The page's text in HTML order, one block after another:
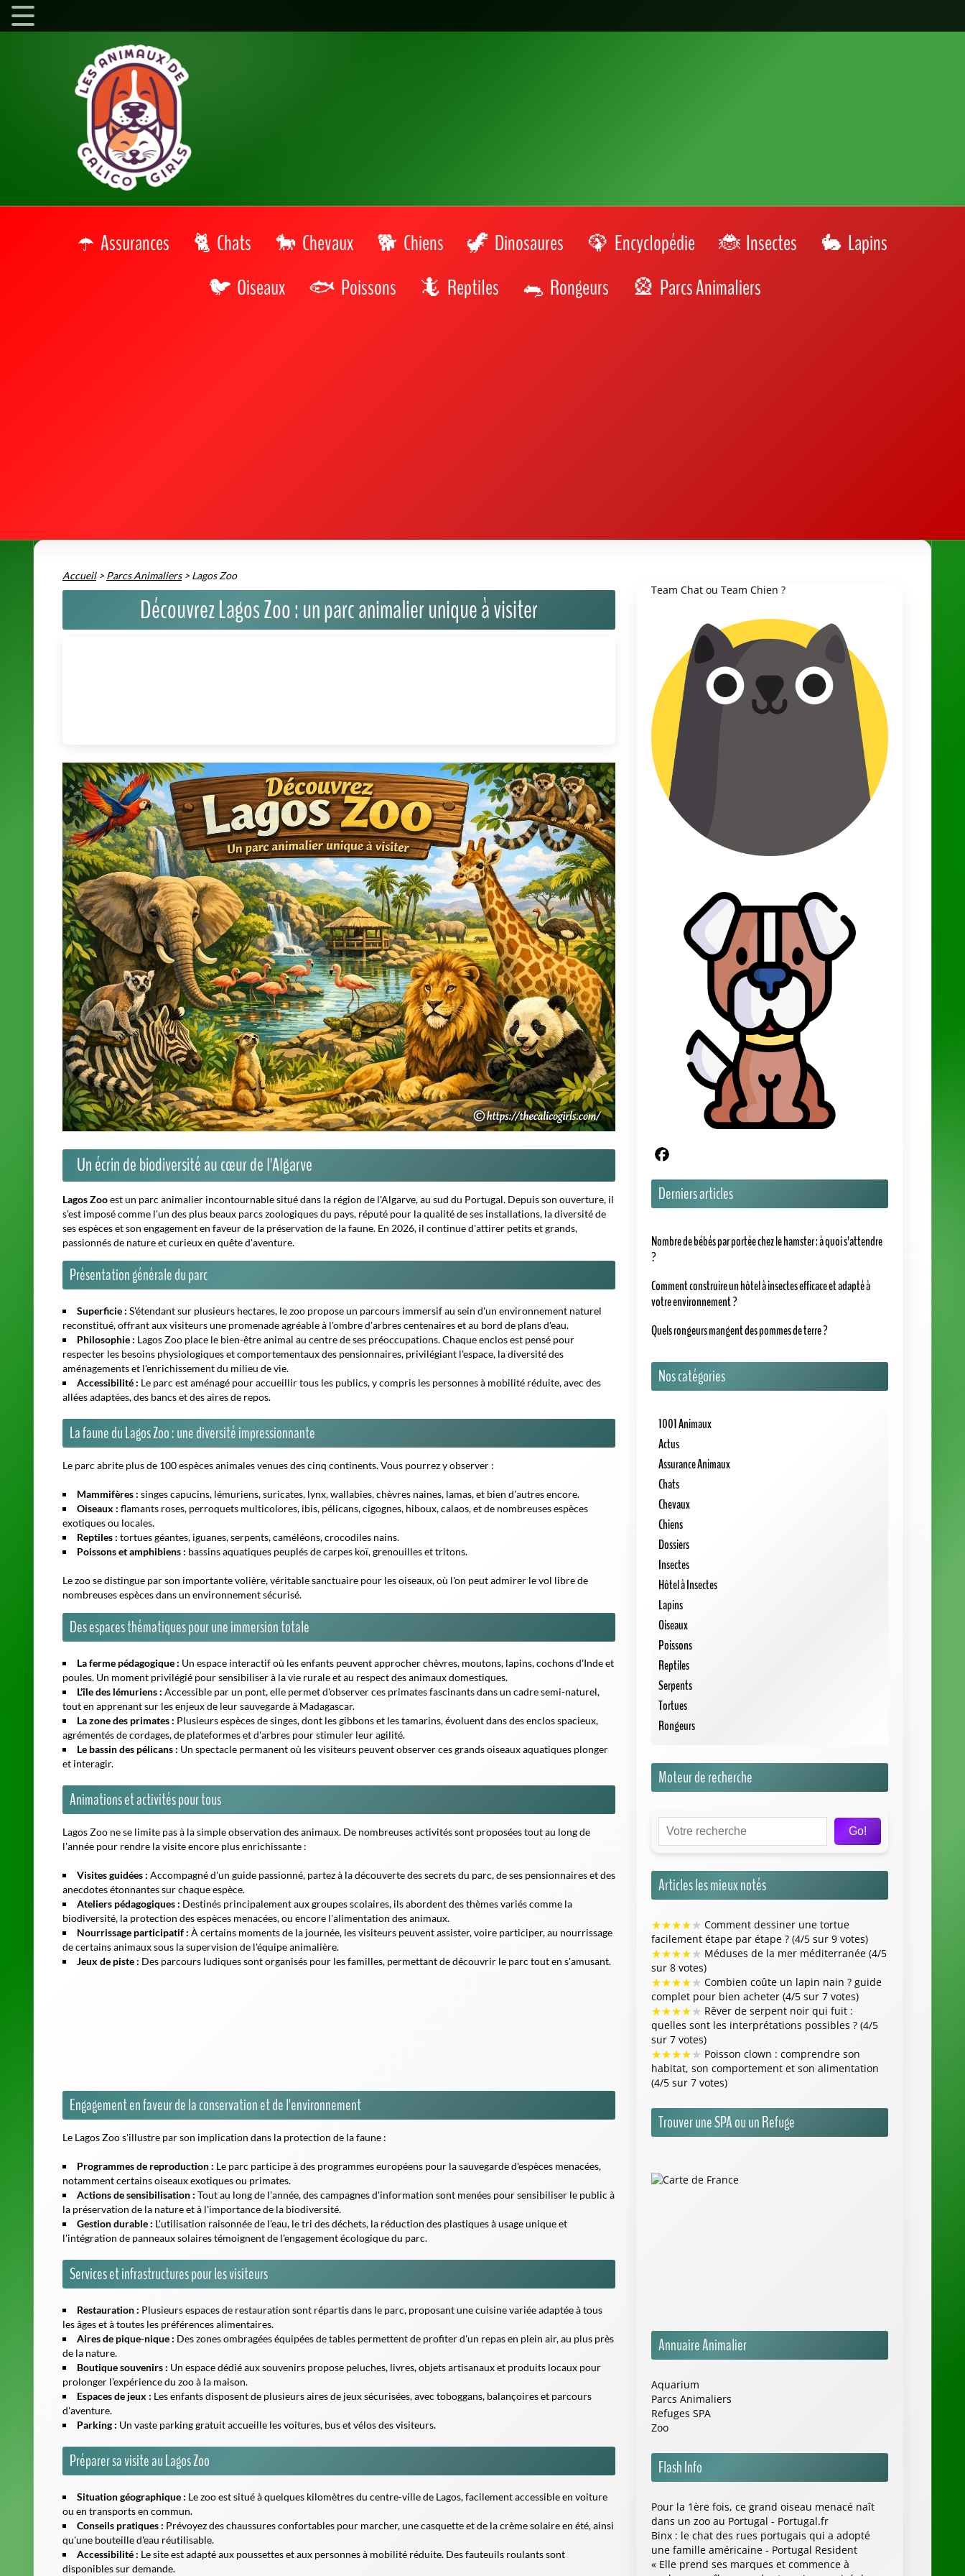
Assurances Chats Chevaux Chiens Dinosaures Encyclopédie Insectes
Lapins
Oiseaux
Poissons Reptiles Rongeurs Parcs Animaliers
Accueil>Parcs Animaliers>Lagos Zoo
Découvrez Lagos Zoo : un parc animalier unique à visiter
Un écrin de biodiversité au cœur de l'Algarve
Lagos Zooest un parc animalier incontournable situé dans la région de l'Algarve, au sud du Portugal. Depuis son ouverture, il
s'est imposé comme l'un des plus beaux parcs zoologiques du pays, réputé pour la qualité de ses installations, la diversité de
ses espèces et son engagement en faveur de la préservation de la faune. En 2026, il continue d'attirer petits et grands,
passionnés de nature et curieux en quête d'aventure.
Présentation générale du parc
Superficie : S'étendant sur plusieurs hectares, le zoo propose un parcours immersif au sein d'un environnement naturel
reconstitué, offrant aux visiteurs une promenade agréable à l'ombre d'arbres centenaires et au bord de plans d'eau.
Philosophie : Lagos Zoo place le bien-être animal au centre de ses préoccupations. Chaque enclos est pensé pour
respecter les besoins physiologiques et comportementaux des pensionnaires, privilégiant l'espace, la diversité des
aménagements et l'enrichissement du milieu de vie.
Accessibilité : Le parc est aménagé pour accueillir tous les publics, y compris les personnes à mobilité réduite, avec des
allées adaptées, des bancs et des aires de repos.
La faune du Lagos Zoo : une diversité impressionnante
Le parc abrite plus de 100 espèces animales venues des cinq continents. Vous pourrez y observer :
Mammifères : singes capucins, lémuriens, suricates, lynx, wallabies, chèvres naines, lamas, et bien d'autres encore.
Oiseaux : flamants roses, perroquets multicolores, ibis, pélicans, cigognes, hiboux, calaos, et de nombreuses espèces
exotiques ou locales.
Reptiles : tortues géantes, iguanes, serpents, caméléons, crocodiles nains.
Poissons et amphibiens : bassins aquatiques peuplés de carpes koï, grenouilles et tritons.
Le zoo se distingue par son importante volière, véritable sanctuaire pour les oiseaux, où l'on peut admirer le vol libre de
nombreuses espèces dans un environnement sécurisé.
Des espaces thématiques pour une immersion totale
La ferme pédagogique : Un espace interactif où les enfants peuvent approcher chèvres, moutons, lapins, cochons d'Inde et
poules. Un moment privilégié pour sensibiliser à la vie rurale et au respect des animaux domestiques.
L'île des lémuriens : Accessible par un pont, elle permet d'observer ces primates fascinants dans un cadre semi-naturel,
tout en apprenant sur les enjeux de leur sauvegarde à Madagascar.
La zone des primates : Plusieurs espèces de singes, dont les gibbons et les tamarins, évoluent dans des enclos spacieux,
agrémentés de cordages, de plateformes et d'arbres pour stimuler leur agilité.
Le bassin des pélicans : Un spectacle permanent où les visiteurs peuvent observer ces grands oiseaux aquatiques plonger
et interagir.
Animations et activités pour tous
Lagos Zoo ne se limite pas à la simple observation des animaux. De nombreuses activités sont proposées tout au long de
l'année pour rendre la visite encore plus enrichissante :
Visites guidées : Accompagné d'un guide passionné, partez à la découverte des secrets du parc, de ses pensionnaires et des
anecdotes étonnantes sur chaque espèce.
Ateliers pédagogiques : Destinés principalement aux groupes scolaires, ils abordent des thèmes variés comme la
biodiversité, la protection des espèces menacées, ou encore l'alimentation des animaux.
Nourrissage participatif : À certains moments de la journée, les visiteurs peuvent assister, voire participer, au nourrissage
de certains animaux sous la supervision de l'équipe animalière.
Jeux de piste : Des parcours ludiques sont organisés pour les familles, permettant de découvrir le parc tout en s'amusant.
Engagement en faveur de la conservation et de l'environnement
Le Lagos Zoo s'illustre par son implication dans la protection de la faune :
Programmes de reproduction : Le parc participe à des programmes européens pour la sauvegarde d'espèces menacées,
notamment certains oiseaux exotiques ou primates.
Actions de sensibilisation : Tout au long de l'année, des campagnes d'information sont menées pour sensibiliser le public à
la préservation de la nature et à l'importance de la biodiversité.
Gestion durable : L'utilisation raisonnée de l'eau, le tri des déchets, la réduction des plastiques à usage unique et
l'intégration de panneaux solaires témoignent de l'engagement écologique du parc.
Services et infrastructures pour les visiteurs
Restauration : Plusieurs espaces de restauration sont répartis dans le parc, proposant une cuisine variée adaptée à tous
les âges et à toutes les préférences alimentaires.
Aires de pique-nique : Des zones ombragées équipées de tables permettent de profiter d'un repas en plein air, au plus près
de la nature.
Boutique souvenirs : Un espace dédié aux souvenirs propose peluches, livres, objets artisanaux et produits locaux pour
prolonger l'expérience du zoo à la maison.
Espaces de jeux : Les enfants disposent de plusieurs aires de jeux sécurisées, avec toboggans, balançoires et parcours
d'aventure.
Parking : Un vaste parking gratuit accueille les voitures, bus et vélos des visiteurs.
Préparer sa visite au Lagos Zoo
Situation géographique : Le zoo est situé à quelques kilomètres du centre-ville de Lagos, facilement accessible en voiture
ou en transports en commun.
Conseils pratiques : Prévoyez des chaussures confortables pour marcher, une casquette et de la crème solaire en été, ainsi
qu'une bouteille d'eau réutilisable.
Accessibilité : Le site est adapté aux poussettes et aux personnes à mobilité réduite. Des fauteuils roulants sont
disponibles sur demande.
Team Chat ou Team Chien ?
Derniers articles
Nombre de bébés par portée chez le hamster : à quoi s’attendre
?
Comment construire un hôtel à insectes efficace et adapté à
votre environnement ?
Quels rongeurs mangent des pommes de terre ?
Nos catégories
1001 Animaux
Actus
Assurance Animaux
Chats
Chevaux
Chiens
Dossiers
Insectes
Hôtel à Insectes
Lapins
Oiseaux
Poissons
Reptiles
Serpents
Tortues
Rongeurs
Moteur de recherche
Go!
Articles les mieux notés
★★★★★ Comment dessiner une tortue
facilement étape par étape ? (4/5 sur 9 votes)
★★★★★ Méduses de la mer méditerranée (4/5
sur 8 votes)
★★★★★ Combien coûte un lapin nain ? guide
complet pour bien acheter (4/5 sur 7 votes)
★★★★★ Rêver de serpent noir qui fuit :
quelles sont les interprétations possibles ? (4/5
sur 7 votes)
★★★★★ Poisson clown : comprendre son
habitat, son comportement et son alimentation
(4/5 sur 7 votes)
Trouver une SPA ou un Refuge
Annuaire Animalier
Aquarium
Parcs Animaliers
Refuges SPA
Zoo
Flash Info
Pour la 1ère fois, ce grand oiseau menacé naît
dans un zoo au Portugal - Portugal.fr
Binx : le chat des rues portugais qui a adopté
une famille américaine - Portugal Resident
« Elle prend ses marques et commence à